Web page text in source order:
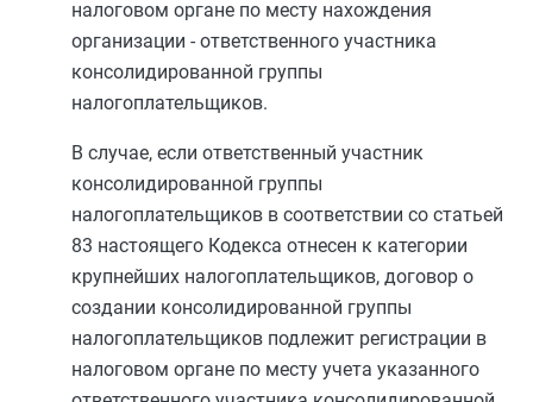
налоговом органе по месту нахождения
организации - ответственного участника
консолидированной группы
налогоплательщиков.
В случае, если ответственный участник
консолидированной группы
налогоплательщиков в соответствии со статьей
83 настоящего Кодекса отнесен к категории
крупнейших налогоплательщиков, договор о
создании консолидированной группы
налогоплательщиков подлежит регистрации в
налоговом органе по месту учета указанного